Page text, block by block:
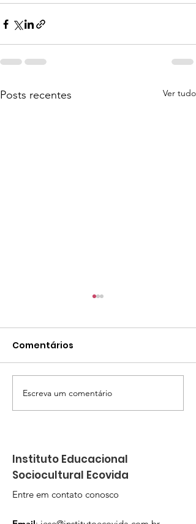
Posts recentes Ver tudo
Programa Escola
Culturas Populares do
novas turmas em
Navegantes
Comentários
Escreva um comentário
Instituto Educacional
Sociocultural Ecovida
Entre em contato conosco